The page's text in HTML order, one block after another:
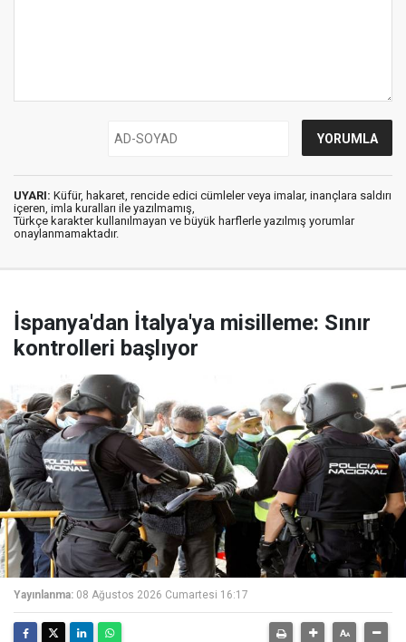
UYARI: Küfür, hakaret, rencide edici cümleler veya imalar, inançlara saldırı
içeren, imla kuralları ile yazılmamış,
Türkçe karakter kullanılmayan ve büyük harflerle yazılmış yorumlar
onaylanmamaktadır.
İspanya'dan İtalya'ya misilleme: Sınır
kontrolleri başlıyor
Yayınlanma: 08 Ağustos 2026 Cumartesi 16:17